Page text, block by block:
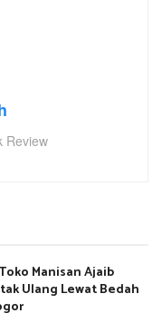
Review
Manisan Ajaib
Ulang Lewat Bedah